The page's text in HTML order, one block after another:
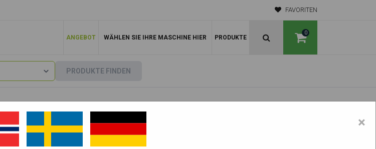
FAVORITEN
0
ANGEBOT WÄHLEN SIE IHRE MASCHINE HIER PRODUKTE
PRODUKTE FINDEN
×